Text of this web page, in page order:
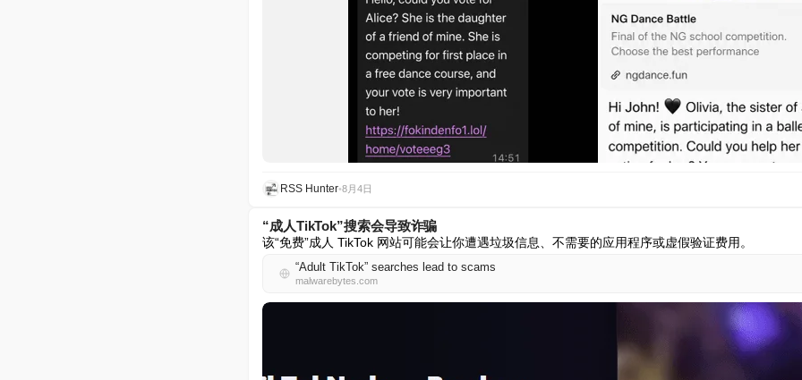
RSS Hunter•8月4日
“成人TikTok”搜索会导致诈骗
该“免费”成人 TikTok 网站可能会让你遭遇垃圾信息、不需要的应用程序或虚假验证费用。
“Adult TikTok” searches lead to scams
malwarebytes.com